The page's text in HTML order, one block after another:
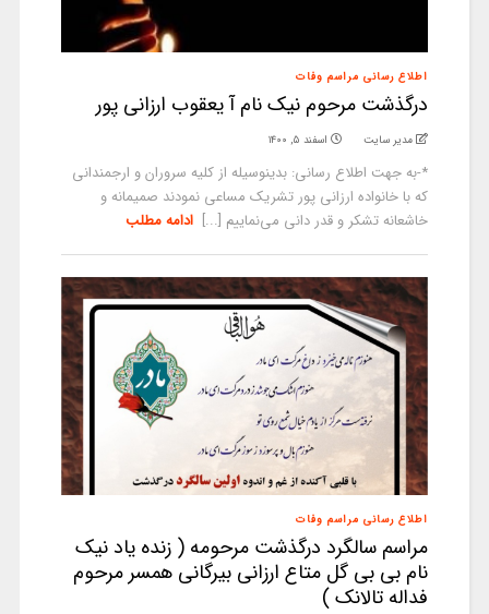
اطلاع رسانی مراسم وفات
درگذشت مرحوم نیک نام آ یعقوب ارزانی پور
مدیر سایت اسفند ۵, ۱۴۰۰
*-به جهت اطلاع رسانی: بدینوسیله از کلیه سروران و ارجمندانی
که با خانواده ارزانی پور تشریک مساعی نمودند صمیمانه و
خاشعانه تشکر و قدر دانی می‌نماییم [...] ادامه مطلب
اطلاع رسانی مراسم وفات
مراسم سالگرد درگذشت مرحومه ( زنده یاد نیک
نام بی بی گل متاع ارزانی بیرگانی همسر مرحوم
فداله تالانک )